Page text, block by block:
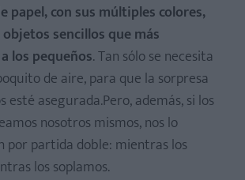
papel, con sus múltiples colores,
sencillos que más
los pequeños. Tan sólo se necesita
de aire, para que la sorpresa
esté asegurada.Pero, además, si los
nosotros mismos, nos lo
por partida doble: mientras los
los soplamos.